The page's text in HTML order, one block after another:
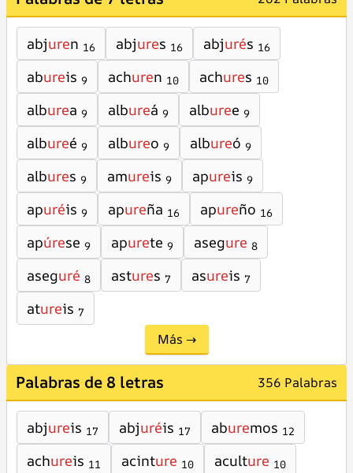
abjuren 16 abjures 16 abjurés 16
abureis 9 achuren 10 achures 10
alburea 9 albureá 9 alburee 9
albureé 9 albureo 9 albureó 9
albures 9 amureis 9 apureis 9
apuréis 9 apureña 16 apureño 16
apúrese 9 apurete 9 asegure 8
aseguré 8 astures 7 asureis 7
atureis 7
Más →
Palabras de 8 letras 356 Palabras
abjureis 17 abjuréis 17 aburemos 12
achureis 11 acinture 10 aculture 10